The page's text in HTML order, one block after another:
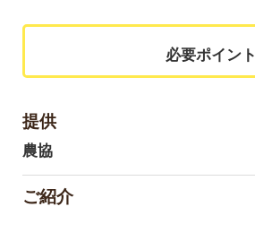
必要ポイント
提供
農協
ご紹介